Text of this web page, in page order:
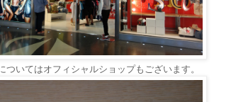
ついてはオフィシャルショップもございます。